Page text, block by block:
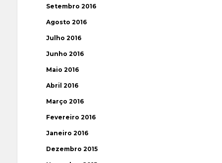
Setembro 2016
Agosto 2016
Julho 2016
Junho 2016
Maio 2016
Abril 2016
Março 2016
Fevereiro 2016
Janeiro 2016
Dezembro 2015